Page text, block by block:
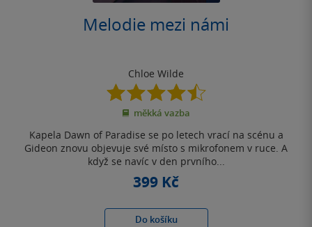
Melodie mezi námi
Chloe Wilde
4.5
z
5
měkká vazba
Kapela Dawn of Paradise se po letech vrací na scénu a
Gideon znovu objevuje své místo s mikrofonem v ruce. A
když se navíc v den prvního...
399 Kč
Do košíku